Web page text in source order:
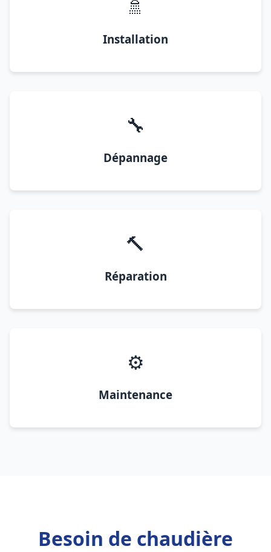
🚿
Installation
🔧
Dépannage
🔨
Réparation
⚙️
Maintenance
Besoin de chaudière